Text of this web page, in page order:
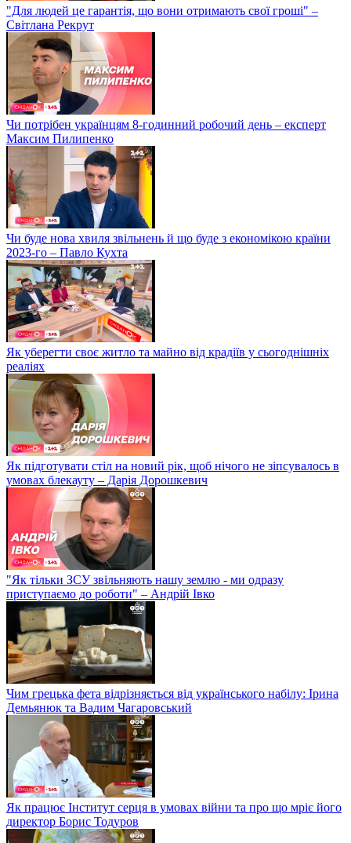
"Для людей це гарантія, що вони отримають свої гроші" –
Світлана Рекрут
Чи потрібен українцям 8-годинний робочий день – експерт
Максим Пилипенко
Чи буде нова хвиля звільнень й що буде з економікою країни
2023-го – Павло Кухта
Як уберегти своє житло та майно від крадіїв у сьогоднішніх
реаліях
Як підготувати стіл на новий рік, щоб нічого не зіпсувалось в
умовах блекауту – Дарія Дорошкевич
"Як тільки ЗСУ звільняють нашу землю - ми одразу
приступаємо до роботи" – Андрій Івко
Чим грецька фета відрізняється від українського набілу: Ірина
Демьянюк та Вадим Чагаровський
Як працює Інститут серця в умовах війни та про що мріє його
директор Борис Тодуров